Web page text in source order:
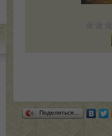
Поделиться…